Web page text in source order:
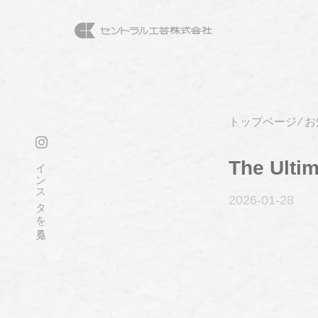
インスタを見る
トップページ⁄
The
2026-01 -28